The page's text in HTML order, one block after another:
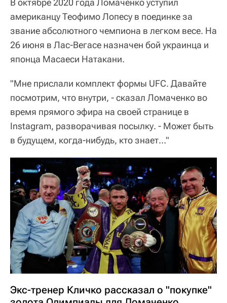
американцу Теофимо Лопесу в поединке за
звание абсолютного чемпиона в легком весе. На
26 июня в Лас-Вегасе назначен бой украинца и
японца Масаеси Натакани.
"Мне прислали комплект формы UFC. Давайте
посмотрим, что внутри, - сказал Ломаченко во
время прямого эфира на своей странице в
Instagram, разворачивая посылку. - Может быть
в будущем, когда-нибудь, кто знает…"
Экс-тренер Кличко рассказал о "покупке"